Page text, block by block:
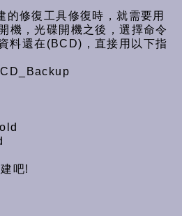
修復工具修復時，就需要用
機，光碟開機之後，選擇命令
料還在(BCD)，直接用以下指
吧!